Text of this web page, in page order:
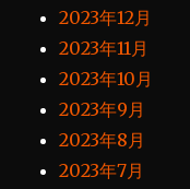
2023年12月
2023年11月
2023年10月
2023年9月
2023年8月
2023年7月